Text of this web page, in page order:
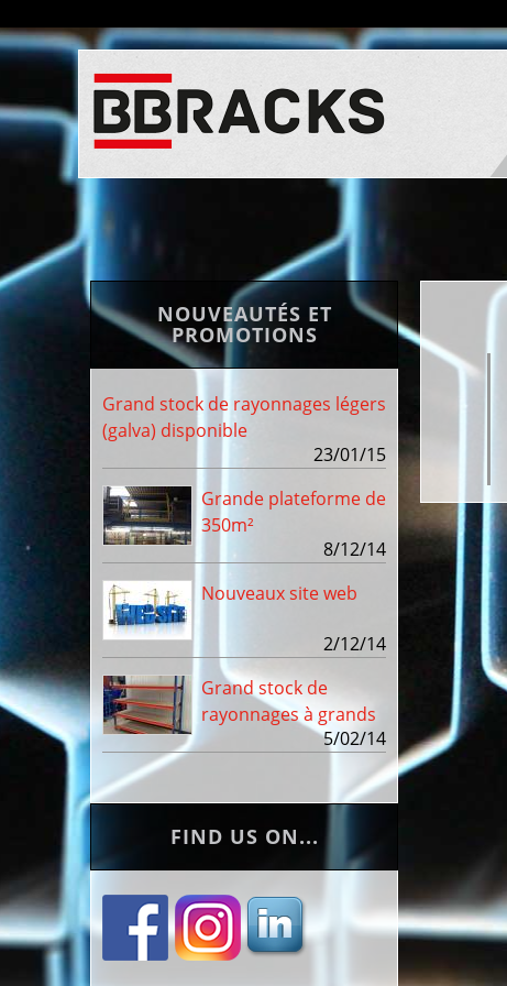
NOUVEAUTÉS ET
PROMOTIONS
Grand stock de rayonnages légers
(galva) disponible
23/01/15
Grande plateforme de
350m²
8/12/14
Nouveaux site web
2/12/14
Grand stock de
rayonnages à grands
compartiments5/02/14
FIND US ON...